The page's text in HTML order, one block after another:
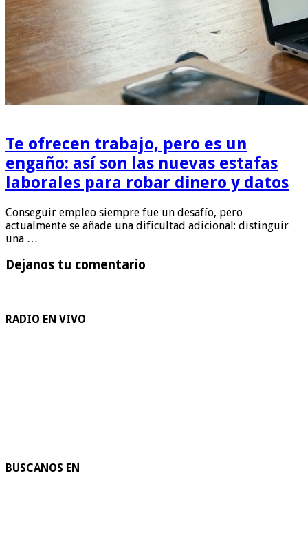
Te ofrecen trabajo, pero es un
engaño: así son las nuevas estafas
laborales para robar dinero y datos
Conseguir empleo siempre fue un desafío, pero
actualmente se añade una dificultad adicional: distinguir
una …
Dejanos tu comentario
RADIO EN VIVO
BUSCANOS EN